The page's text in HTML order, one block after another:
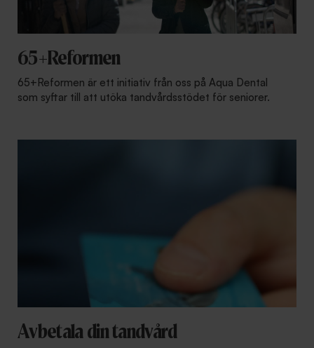
65+Reformen
65+Reformen är ett initiativ från oss på Aqua Dental
som syftar till att utöka tandvårdsstödet för seniorer.
Avbetala din tandvård